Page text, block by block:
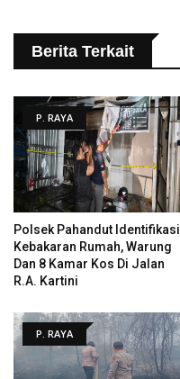
Berita Terkait
P. RAYA
Polsek Pahandut Identifikasi
Kebakaran Rumah, Warung
Dan 8 Kamar Kos Di Jalan
R.A. Kartini
P. RAYA